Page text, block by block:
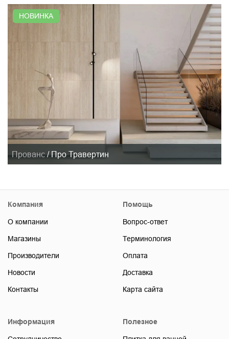
НОВИНКА
Прованс / Про Травертин
Компания
О компании
Магазины
Производители
Новости
Контакты
Помощь
Вопрос-ответ
Терминология
Оплата
Доставка
Карта сайта
Информация Полезное